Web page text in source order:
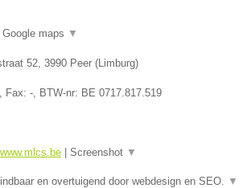
Google maps ▼
52 3990 Peer (Limburg)
, Fax: - , BTW-nr: BE 0717.817.519
| Screenshot ▼
en overtuigend door webdesign en SEO. ▼